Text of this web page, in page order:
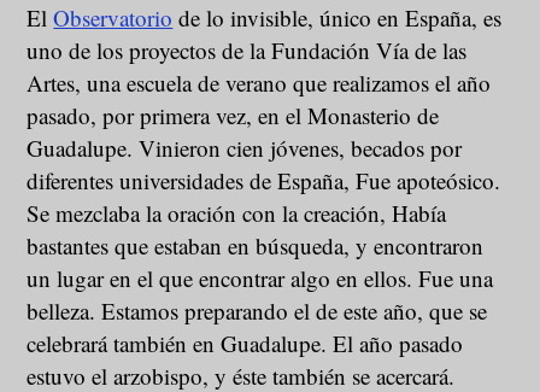
ElObservatorio de lo invisible, único en España, es
uno de los proyectos de la Fundación Vía de las
Artes, una escuela de verano que realizamos el año
pasado, por primera vez, en el Monasterio de
Guadalupe. Vinieron cien jóvenes, becados por
diferentes universidades de España, Fue apoteósico.
Se mezclaba la oración con la creación, Había
bastantes que estaban en búsqueda, y encontraron
un lugar en el que encontrar algo en ellos. Fue una
belleza. Estamos preparando el de este año, que se
celebrará también en Guadalupe. El año pasado
estuvo el arzobispo, y éste también se acercará.